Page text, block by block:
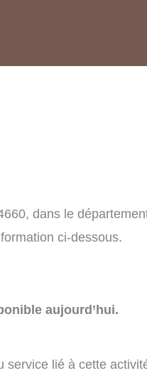
dans le
ci-dessous.
aujourd’hui.
service lié à cette